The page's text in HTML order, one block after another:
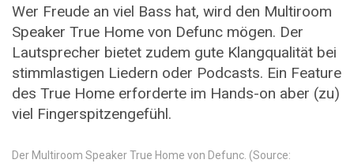
Wer Freude an viel Bass hat, wird den Multiroom
Speaker True Home von Defunc mögen. Der
Lautsprecher bietet zudem gute Klangqualität bei
stimmlastigen Liedern oder Podcasts. Ein Feature
des True Home erforderte im Hands-on aber (zu)
viel Fingerspitzengefühl.
Der Multiroom Speaker True Home von Defunc. (Source: